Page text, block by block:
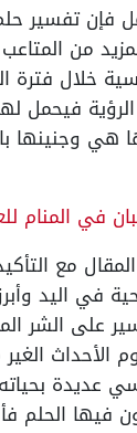
فإن تفسير
من
خلال فترة
فيحمل
هي وجنينها
في المنام
مع
في اليد
على الشر
الأحداث
عديدة
فيها الحلم